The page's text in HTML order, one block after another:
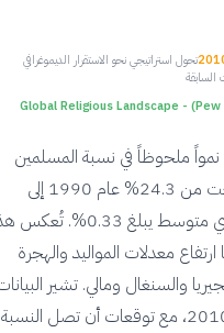
استراتيجي نحو الاستقرار الديموغرافي
مركز بيو للأبحاث (Pew Research Center) - Global Religious Landscape
في نسبة المسلمين
خلال الثلاثة عقود الماضية، حيث ارتفعت من 24.3% عام 1990 إلى
32.8% عام 2024، بمعدل نمو سنوي متوسط يبلغ 0.33%. تُعكس هذه
معدلات المواليد والهجرة
ومالي. تشير البيانات
إلى استقرار نسبي في معدل النمو منذ 2010، مع توقعات أن تصل النسبة إلى